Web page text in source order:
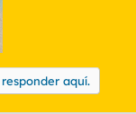
aquí.